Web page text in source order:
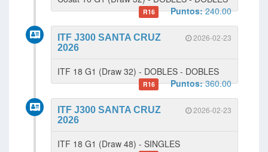
R16 Puntos:240.00
2026-02-23
ITF J300 SANTA CRUZ
2026
ITF 18 G1 (Draw 32) - DOBLES - DOBLES
R16 Puntos:360.00
2026-02-23
ITF J300 SANTA CRUZ
2026
ITF 18 G1 (Draw 48) - SINGLES